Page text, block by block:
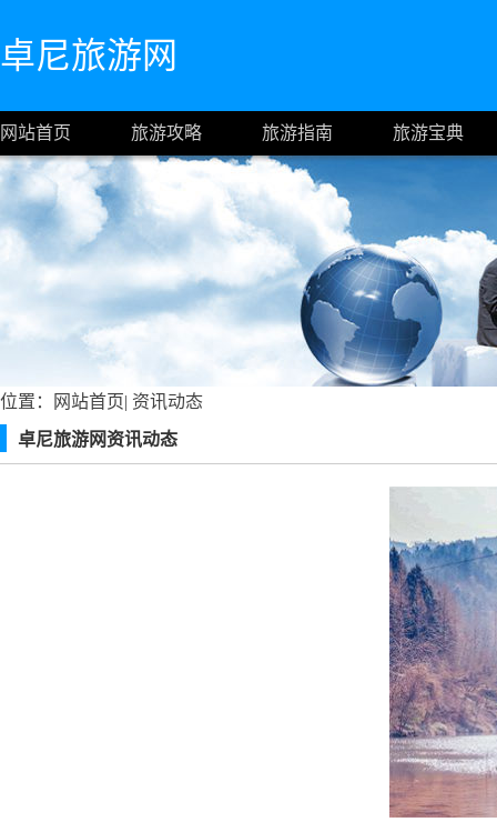
卓尼旅游网
网站首页 旅游攻略 旅游指南 旅游宝典
位置： 网站首页| 资讯动态
卓尼旅游网资讯动态